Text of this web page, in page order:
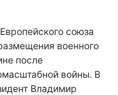
союза
военного
после
войны. В
Владимир